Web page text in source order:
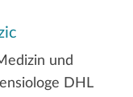
und
DHL